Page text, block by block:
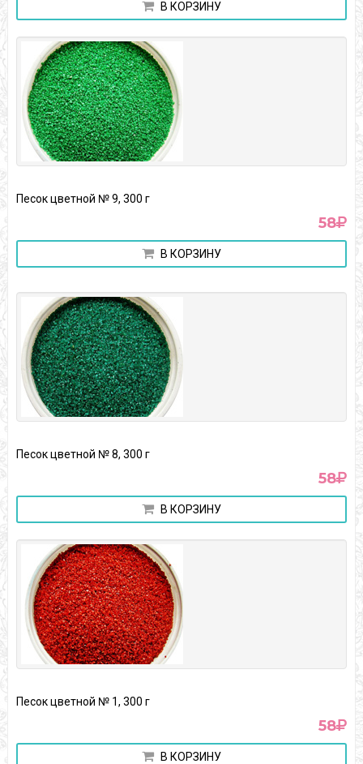
В КОРЗИНУ
Песок цветной № 9, 300 г
58
В КОРЗИНУ
Песок цветной № 8, 300 г
58
В КОРЗИНУ
Песок цветной № 1, 300 г
58
В КОРЗИНУ